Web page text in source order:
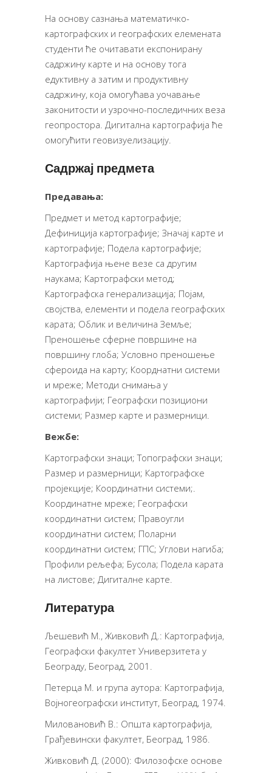
На основу сазнања математичко-
картографских и географских елемената
студенти ће очитавати експонирану
садржину карте и на основу тога
едуктивну а затим и продуктивну
садржину, која омогућава уочавање
законитости и узрочно-последичних веза
геопростора. Дигитална картографија ће
омогућити геовизуелизацију.
Садржај предмета
Предавања:
Предмет и метод картографије;
Дефиниција картографије; Значај карте и
картографије; Подела картографије;
Картографија њене везе са другим
наукама; Картографски метод;
Картографска генерализација; Појам,
својства, елементи и подела географских
карата; Облик и величина Земље;
Преношење сферне површине на
површину глоба; Условно преношење
сфероида на карту; Коорднатни системи
и мреже; Методи снимања у
картографији; Географски позициони
системи; Размер карте и размерници.
Вежбе:
Картографски знаци; Топографски знаци;
Размер и размерници; Картографске
пројекције; Координатни системи;.
Координатне мреже; Географски
координатни систем; Правоугли
координатни систем; Поларни
координатни систем; ГПС; Углови нагиба;
Профили рељефа; Бусола; Подела карата
на листове; Дигиталне карте.
Литература
Љешевић М., Живковић Д.: Картографија,
Географски факултет Универзитета у
Београду, Београд, 2001.
Петерца М. и група аутора: Картографија,
Војногеографски институт, Београд, 1974.
Миловановић В.: Општа картографија,
Грађевински факултет, Београд, 1986.
Живковић Д. (2000): Филозофске основе